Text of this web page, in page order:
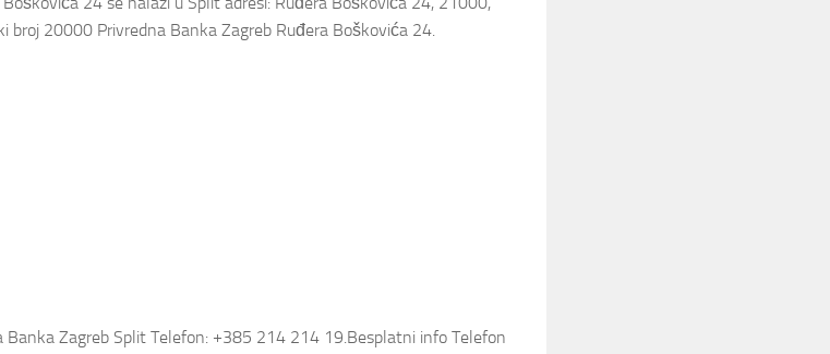
broj 20000 Privredna Banka Zagreb Ruđera Boškovića 24.
Zagreb Split Telefon: +385 214 214 19.Besplatni info Telefon